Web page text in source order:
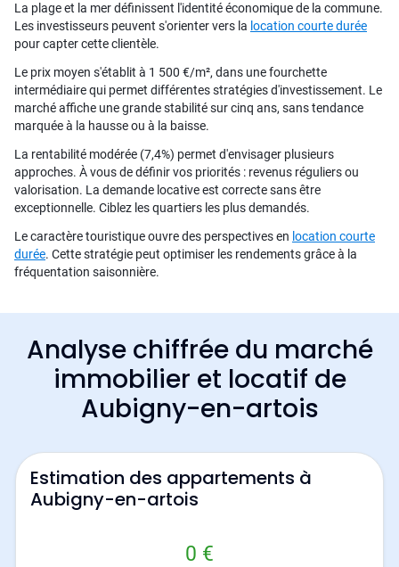
La plage et la mer définissent l'identité économique de la commune.
Les investisseurs peuvent s'orienter vers la location courte durée
pour capter cette clientèle.
Le prix moyen s'établit à 1 500 €/m², dans une fourchette
intermédiaire qui permet différentes stratégies d'investissement. Le
marché affiche une grande stabilité sur cinq ans, sans tendance
marquée à la hausse ou à la baisse.
La rentabilité modérée (7,4%) permet d'envisager plusieurs
approches. À vous de définir vos priorités : revenus réguliers ou
valorisation. La demande locative est correcte sans être
exceptionnelle. Ciblez les quartiers les plus demandés.
Le caractère touristique ouvre des perspectives en location courte
durée. Cette stratégie peut optimiser les rendements grâce à la
fréquentation saisonnière.
Analyse chiffrée du marché
immobilier et locatif de
Aubigny-en-artois
Estimation des appartements à
Aubigny-en-artois
0 €